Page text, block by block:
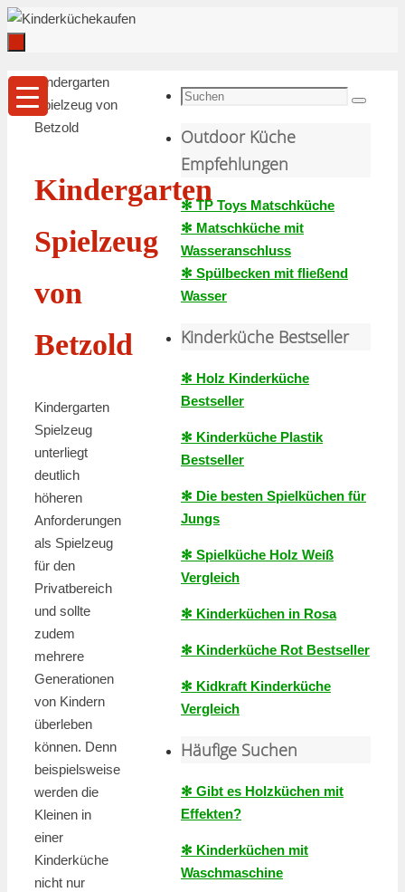
Zum
Inhalt
springen
Start
Kindergarten
Spielzeug von
Betzold
Kindergarten
Spielzeug
von
Betzold
Kindergarten
Spielzeug
unterliegt
deutlich
höheren
Anforderungen
als Spielzeug
für den
Privatbereich
und sollte
zudem
mehrere
Generationen
von Kindern
überleben
können. Denn
beispielsweise
werden die
Kleinen in
einer
Kinderküche
nicht nur
Suche
Suchen
Outdoor Küche
Empfehlungen
✻ TP Toys Matschküche
✻ Matschküche mit
Wasseranschluss
✻ Spülbecken mit fließend
Wasser
Kinderküche Bestseller
✻ Holz Kinderküche
Bestseller
✻ Kinderküche Plastik
Bestseller
✻ Die besten Spielküchen für
Jungs
✻ Spielküche Holz Weiß
Vergleich
✻ Kinderküchen in Rosa
✻ Kinderküche Rot Bestseller
✻ Kidkraft Kinderküche
Vergleich
Häufige Suchen
✻ Gibt es Holzküchen mit
Effekten?
✻ Kinderküchen mit
Waschmaschine